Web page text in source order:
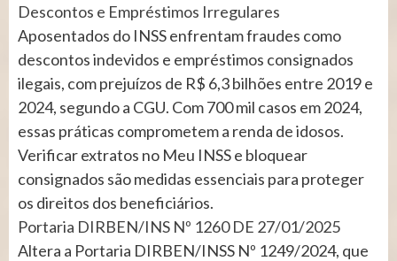
Descontos e Empréstimos Irregulares
Aposentados do INSS enfrentam fraudes como
descontos indevidos e empréstimos consignados
ilegais, com prejuízos de R$ 6,3 bilhões entre 2019 e
2024, segundo a CGU. Com 700 mil casos em 2024,
essas práticas comprometem a renda de idosos.
Verificar extratos no Meu INSS e bloquear
consignados são medidas essenciais para proteger
os direitos dos beneficiários.
Portaria DIRBEN/INS Nº 1260 DE 27/01/2025
Altera a Portaria DIRBEN/INSS Nº 1249/2024, que